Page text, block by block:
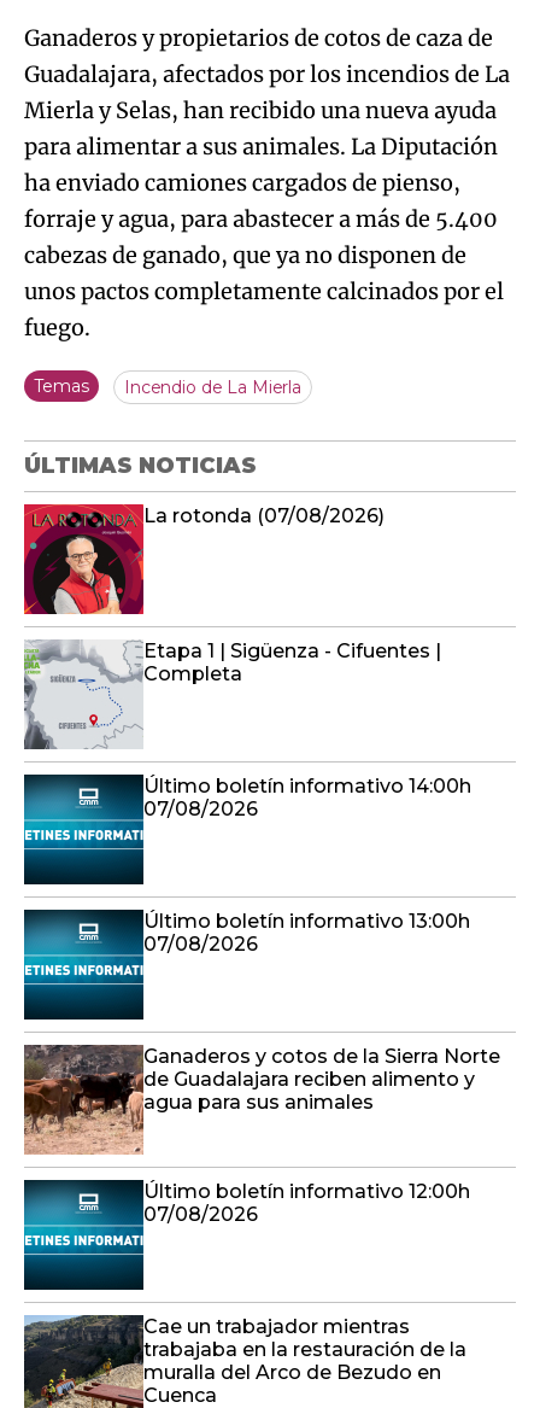
Ganaderos y propietarios de cotos de caza de
Guadalajara, afectados por los incendios de La
Mierla y Selas, han recibido una nueva ayuda
para alimentar a sus animales. La Diputación
ha enviado camiones cargados de pienso,
forraje y agua, para abastecer a más de 5.400
cabezas de ganado, que ya no disponen de
unos pactos completamente calcinados por el
fuego.
Temas Incendio de La Mierla
ÚLTIMAS NOTICIAS
La rotonda (07/08/2026)
Etapa 1 | Sigüenza - Cifuentes |
Completa
Último boletín informativo 14:00h
07/08/2026
Último boletín informativo 13:00h
07/08/2026
Ganaderos y cotos de la Sierra Norte
de Guadalajara reciben alimento y
agua para sus animales
Último boletín informativo 12:00h
07/08/2026
Cae un trabajador mientras
trabajaba en la restauración de la
muralla del Arco de Bezudo en
Cuenca